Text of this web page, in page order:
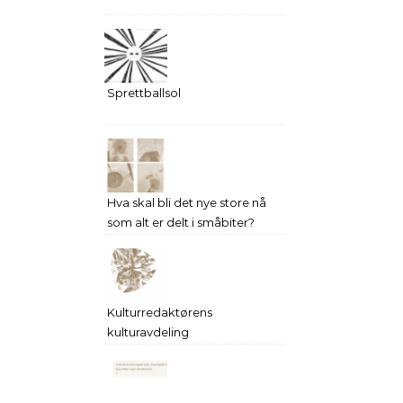
Sprettballsol
Hva skal bli det nye store nå
som alt er delt i småbiter?
Kulturredaktørens
kulturavdeling